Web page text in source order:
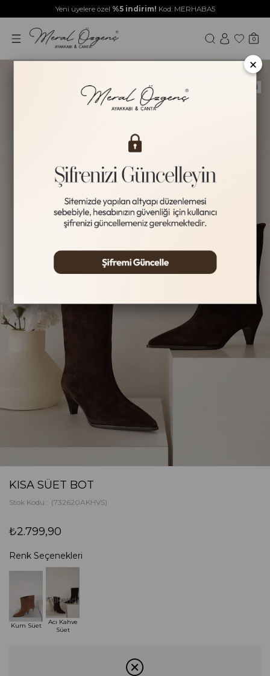
Yeni üyelere özel %5 indirim! Kod: MERHABA5
0
Yeni Ürün
HAKİKİ DERİ
KISA SÜET BOT
Stok Kodu (732620AKHVS)
₺2.799,90
Renk Seçenekleri
Kum Süet
Tükendi
Acı Kahve
Süet
×